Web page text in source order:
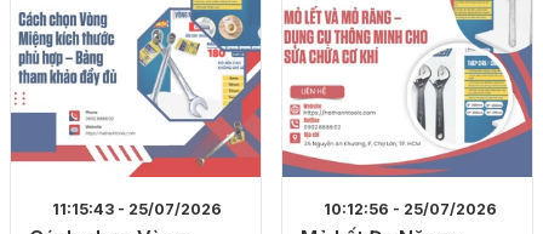
11:15:43 - 25/07/2026 10:12:56 - 25/07/2026